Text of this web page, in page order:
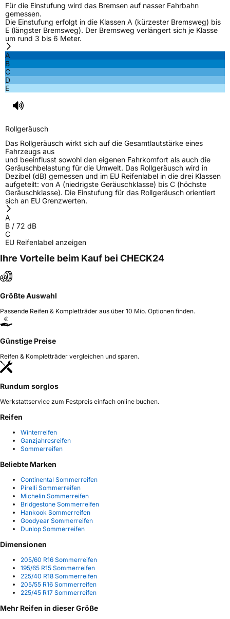
Für die Einstufung wird das Bremsen auf nasser Fahrbahn
gemessen.
Die Einstufung erfolgt in die Klassen A (kürzester Bremsweg) bis
E (längster Bremsweg). Der Bremsweg verlängert sich je Klasse
um rund 3 bis 6 Meter.
A
B
C
D
E
Rollgeräusch
Das Rollgeräusch wirkt sich auf die Gesamtlautstärke eines
Fahrzeugs aus
und beeinflusst sowohl den eigenen Fahrkomfort als auch die
Geräuschbelastung für die Umwelt. Das Rollgeräusch wird in
Dezibel (dB) gemessen und im EU Reifenlabel in die drei Klassen
aufgeteilt: von A (niedrigste Geräuschklasse) bis C (höchste
Geräuschklasse). Die Einstufung für das Rollgeräusch orientiert
sich an EU Grenzwerten.
A
B / 72 dB
C
EU Reifenlabel anzeigen
Ihre Vorteile beim Kauf bei CHECK24
Größte Auswahl
Passende Reifen & Kompletträder aus über 10 Mio. Optionen finden.
Günstige Preise
Reifen & Kompletträder vergleichen und sparen.
Rundum sorglos
Werkstattservice zum Festpreis einfach online buchen.
Reifen
Winterreifen
Ganzjahresreifen
Sommerreifen
Beliebte Marken
Continental Sommerreifen
Pirelli Sommerreifen
Michelin Sommerreifen
Bridgestone Sommerreifen
Hankook Sommerreifen
Goodyear Sommerreifen
Dunlop Sommerreifen
Dimensionen
205/60 R16 Sommerreifen
195/65 R15 Sommerreifen
225/40 R18 Sommerreifen
205/55 R16 Sommerreifen
225/45 R17 Sommerreifen
Mehr Reifen in dieser Größe